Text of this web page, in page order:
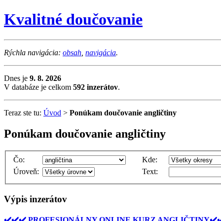
Kvalitné doučovanie
Rýchla navigácia: obsah navigácia.
Dnes je 9. 8. 2026
V databáze je celkom 592 inzerátov.
Teraz ste tu: Úvod > Ponúkam doučovanie angličtiny
Ponúkam doučovanie angličtiny
Čo:
Kde:
Úroveň:
Text:
Výpis inzerátov